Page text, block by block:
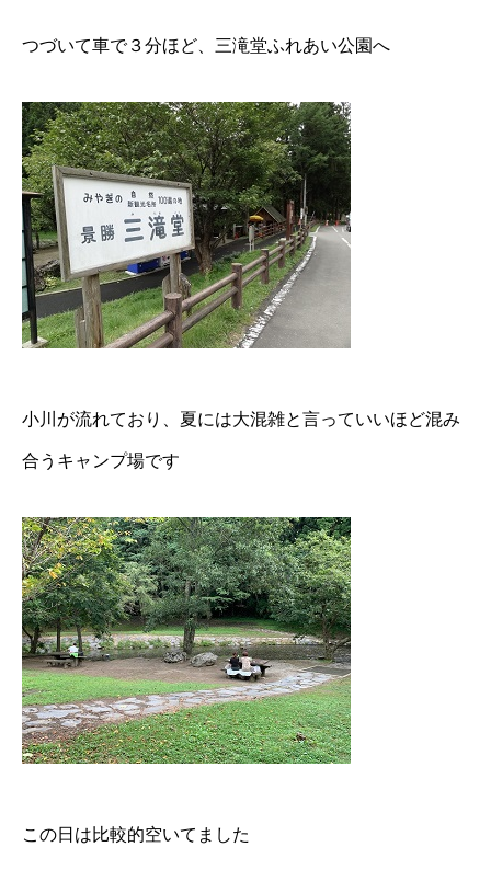
つづいて車で３分ほど、三滝堂ふれあい公園へ
小川が流れており、夏には大混雑と言っていいほど混み
合うキャンプ場です
この日は比較的空いてました